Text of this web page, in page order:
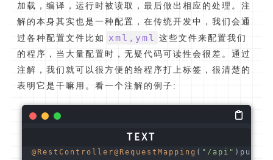
加载，编译，运行时被读取，最后做出相应的处理。注
解的本身其实也是一种配置，在传统开发中，我们会通
过各种配置文件比如
xml,yml 这些文件来配置我们
的程序，当大量配置时，无疑代码可读性会很差。通过
注解，我们就可以很方便的给程序打上标签，很清楚的
表明它是干嘛用。看一个注解的例子:
@RestController@RequestMapping ( "/api"